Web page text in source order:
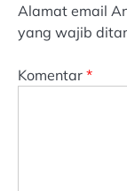
Alamat email
yang wajib
Komentar *